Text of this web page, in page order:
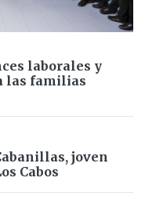
laborales y
las familias
joven
Cabos